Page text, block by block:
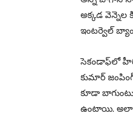
అక్కడ వెన్నెల
ఇంటర్వెల్
సెకండాఫ్‌లో హీరో
కుమార్
కూడా
ఉంటాయి. అలా